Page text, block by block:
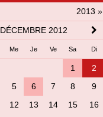
2013 »
DÉCEMBRE 2012
Me Je Ve Sa Di
1
2
5 6 7 8
9
12 13 14 15
16